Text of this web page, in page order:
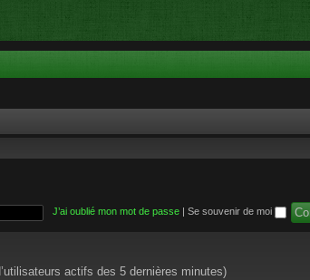
J’ai oublié mon mot de passe Se souvenir de moi
actifs des 5 dernières minutes)